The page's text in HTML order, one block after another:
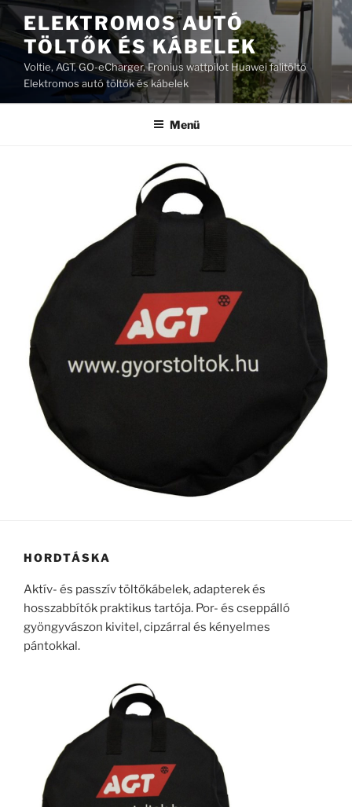
Tartalomhoz
ELEKTROMOS AUTÓ
TÖLTŐK ÉS KÁBELEK
Voltie, AGT, GO-eCharger, Fronius wattpilot Huawei falitöltő
Elektromos autó töltők és kábelek
Menü
HORDTÁSKA
Aktív- és passzív töltőkábelek, adapterek és
hosszabbítók praktikus tartója. Por- és cseppálló
gyöngyvászon kivitel, cipzárral és kényelmes
pántokkal.